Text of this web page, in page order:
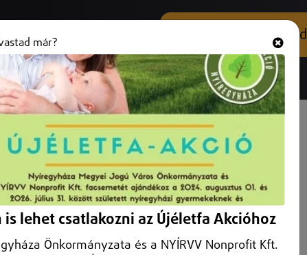
+36 (20) 316 3000 Hallgasd és nézd
Záhony térségében
Szolgáltató Központok Szövetsége Záhony térségében.
már?
is lehet csatlakozni az Újéletfa Akcióhoz
Önkormányzata és a NYÍRVV Nonprofit Kft.